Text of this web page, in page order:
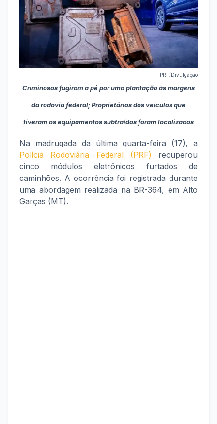
PRF/Divulgação
Criminosos fugiram a pé por uma plantação às margens
da rodovia federal; Proprietários dos veículos que
tiveram os equipamentos subtraídos foram localizados
Na madrugada da última quarta-feira (17), a
Polícia Rodoviária Federal (PRF) recuperou
cinco módulos eletrônicos furtados de
caminhões. A ocorrência foi registrada durante
uma abordagem realizada na BR-364, em Alto
Garças (MT).